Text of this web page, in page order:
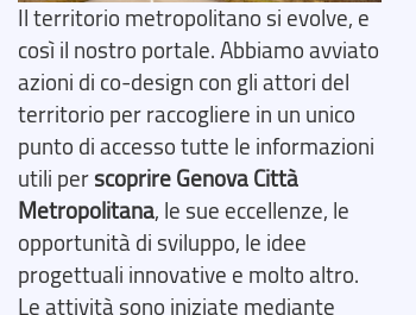
Il territorio metropolitano si evolve, e
così il nostro portale. Abbiamo avviato
azioni di co-design con gli attori del
territorio per raccogliere in un unico
punto di accesso tutte le informazioni
utili perscoprire Genova Città
Metropolitana, le sue eccellenze, le
opportunità di sviluppo, le idee
progettuali innovative e molto altro.
Le attività sono iniziate mediante